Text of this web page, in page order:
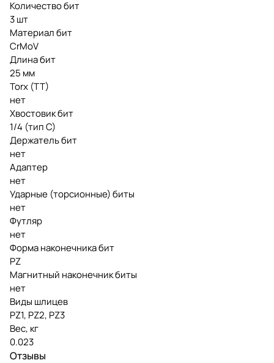
Количество бит
3 шт
Материал бит
CrMoV
Длина бит
25 мм
Torx (TT)
нет
Хвостовик бит
1/4 (тип С)
Держатель бит
нет
Адаптер
нет
Ударные (торсионные) биты
нет
Футляр
нет
Форма наконечника бит
PZ
Магнитный наконечник биты
нет
Виды шлицев
PZ1, PZ2, PZ3
Вес, кг
0.023
Отзывы